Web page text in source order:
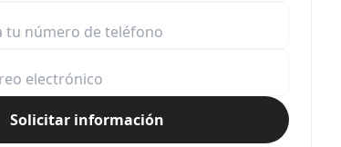
Solicitar información